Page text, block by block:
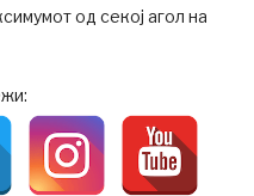
од секој агол на